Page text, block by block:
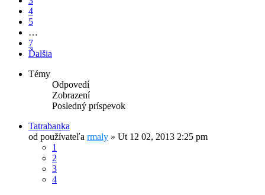
4
5
…
7
Ďalšia
Témy
Odpovedí
Zobrazení
Posledný príspevok
Tatrabanka
od používateľa rmaly » Ut 12 02, 2013 2:25 pm
1
2
3
4